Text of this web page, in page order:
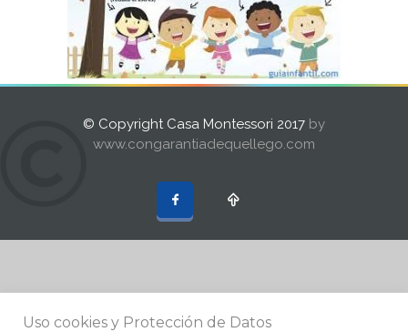
© Copyright Casa Montessori 2017 by
www.congarantiadequellego.com
Uso cookies y Protección de Datos